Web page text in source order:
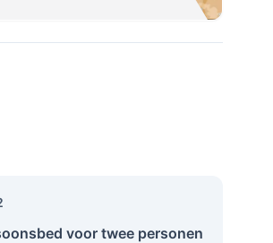
voor twee personen